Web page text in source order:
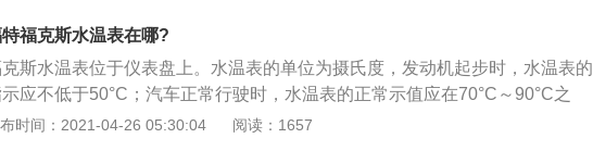
MAX和MIN刻度之间的位置；3、在冷却液膨胀罐盖打开的情况下，启动发动
；4、启动发动机后，罐内冷却液会慢慢减少，这时候再添加适量的冷却液到
罐内，直至液面达到冷却液膨胀罐MAX和MIN度之间的位置；5、重新装上
子，确保压力盖用手拧紧并完全入位。
福克斯水温表在哪?
斯水温表位于仪表盘上。水温表的单位为摄氏度，发动机起步时，水温表的
应不低于50°C；汽车正常行驶时，水温表的正常示值应在70°C～90°C之
水温过高对发动机的影响如下：1、发动机的零部件膨胀会使各部件配合的
时间：2021-04-26 05:30:04 阅读：1657